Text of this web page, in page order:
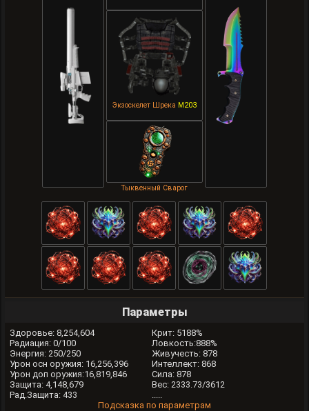
Экзоскелет Шрека M203
Тыквенный Сварог
Параметры
Здоровье: 8,254,604
Радиация: 0/100
Энергия: 250/250
Урон осн оружия: 16,256,396
Урон доп оружия:16,819,846
Защита: 4,148,679
Рад.Защита: 433
Крит: 5188%
Ловкость:888%
Живучесть: 878
Интеллект: 868
Сила: 878
Вес: 2333.73/3612
Подсказка по параметрам